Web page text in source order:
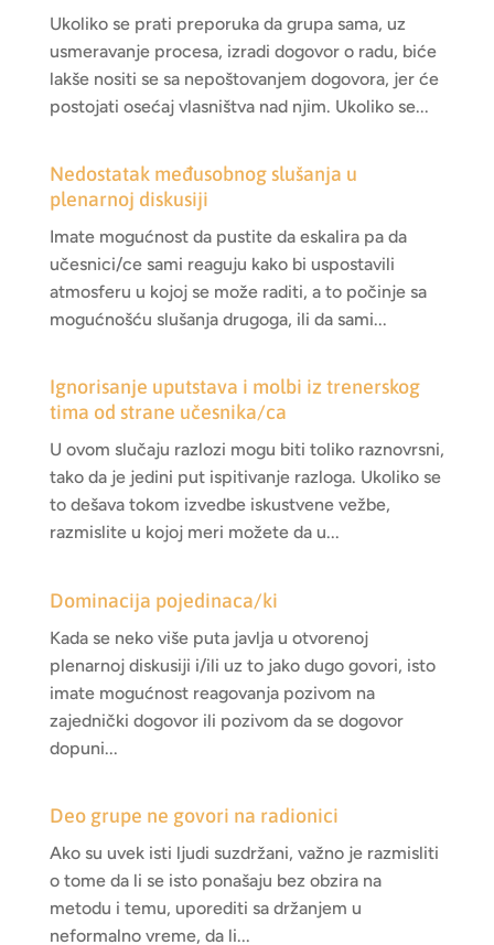
Ukoliko se prati preporuka da grupa sama, uz
usmeravanje procesa, izradi dogovor o radu, biće
lakše nositi se sa nepoštovanjem dogovora, jer će
postojati osećaj vlasništva nad njim. Ukoliko se...
Nedostatak međusobnog slušanja u
plenarnoj diskusiji
Imate mogućnost da pustite da eskalira pa da
učesnici/ce sami reaguju kako bi uspostavili
atmosferu u kojoj se može raditi, a to počinje sa
mogućnošću slušanja drugoga, ili da sami...
Ignorisanje uputstava i molbi iz trenerskog
tima od strane učesnika/ca
U ovom slučaju razlozi mogu biti toliko raznovrsni,
tako da je jedini put ispitivanje razloga. Ukoliko se
to dešava tokom izvedbe iskustvene vežbe,
razmislite u kojoj meri možete da u...
Dominacija pojedinaca/ki
Kada se neko više puta javlja u otvorenoj
plenarnoj diskusiji i/ili uz to jako dugo govori, isto
imate mogućnost reagovanja pozivom na
zajednički dogovor ili pozivom da se dogovor
dopuni...
Deo grupe ne govori na radionici
Ako su uvek isti ljudi suzdržani, važno je razmisliti
o tome da li se isto ponašaju bez obzira na
metodu i temu, uporediti sa držanjem u
neformalno vreme, da li...